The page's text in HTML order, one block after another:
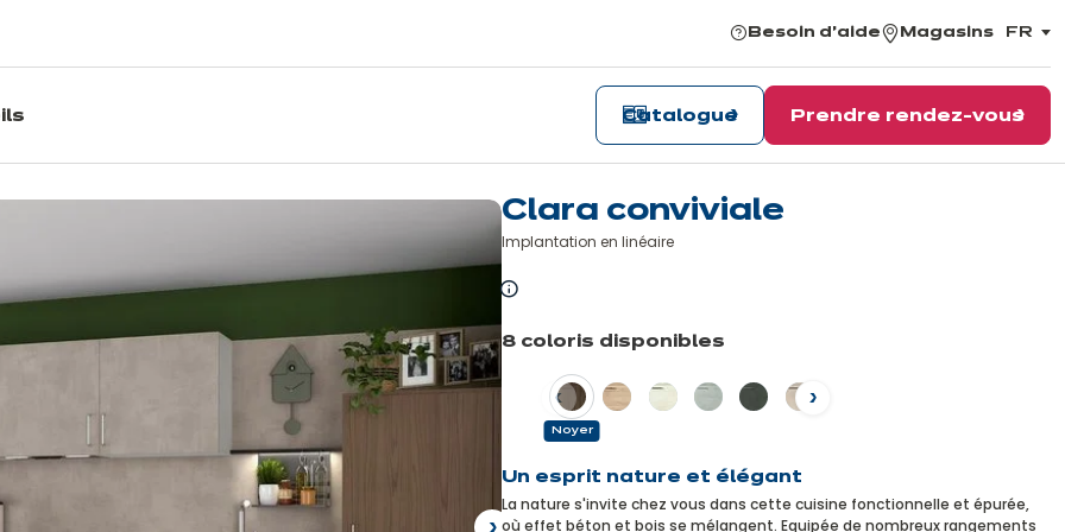
Besoin d'aide Magasins FR
,
Prendre rendez-vous
Catalogue
Clara conviviale
Implantation en linéaire
En
plus
8 coloris disponibles
Précédent
Un esprit nature et élégant
La nature s'invite chez vous dans cette cuisine fonctionnelle et épurée,
où effet béton et bois se mélangent. Equipée de nombreux rangements
Noyer